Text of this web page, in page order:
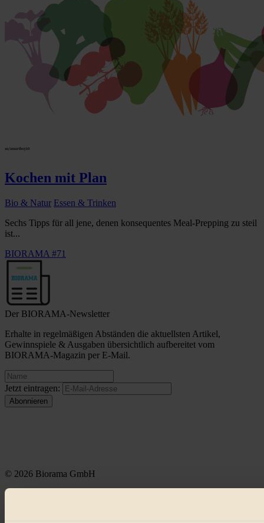
Kochen mit Plan
Bio & Natur Essen & Trinken
Sechs Tipps für all jene, denen konsequentes Meal-Prepping zu steil
ist...
BIORAMA #71
Der BIORAMA-Newsletter
Erhalte in regelmäßigen Abständen die aktuellsten Artikel,
Gewinnspiele & Ausgaben übersichtlich aufbereitet vom
BIORAMA-Magazin per E-Mail.
Jetzt eintragen:
© 2026 Biorama GmbH